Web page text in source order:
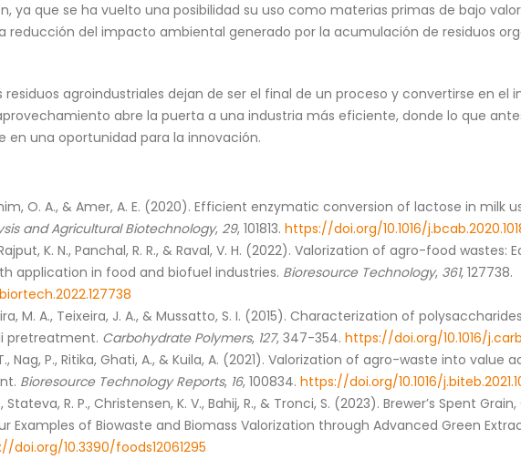
ya que se ha vuelto una posibilidad su uso como materias primas de bajo
del impacto ambiental generado por la acumulación de residuos
agroindustriales dejan de ser el final de un proceso y convertirse en el
abre la puerta a una industria más eficiente, donde lo que
en una oportunidad para la innovación.
O. A., & Amer, A. E. (2020). Efficient enzymatic conversion of lactose in milk
and Agricultural Biotechnology, 29, 101813. https://doi.org/10.1016/
Rajput, K. N., Panchal, R. R., & Raval, V. H. (2022). Valorization of agro-food
application in food and biofuel industries. Bioresource Technology, 361, 127738.
M. A., Teixeira, J. A., & Mussatto, S. I. (2015). Characterization of
pretreatment. Carbohydrate Polymers, 127, 347-354. https://doi.org/10.1016/
Nag, P., Ritika, Ghati, A., & Kuila, A. (2021). Valorization of agro-waste into value
Bioresource Technology Reports, 16, 100834. https://doi.org/10.1016/
Stateva, R. P., Christensen, K. V., Bahij, R., & Tronci, S. (2023). Brewer’s Spent
Examples of Biowaste and Biomass Valorization through Advanced Green
doi.org/10.3390/foods12061295